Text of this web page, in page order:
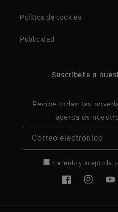
Política de cookies
Publicidad
Suscríbete a
Recibe todas las
acerca de
Correo electrónico
He leído y acepto la
FacebookInstagram